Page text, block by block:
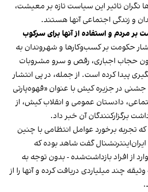
نگران تاثیر این سیاست‌ تازه بر معیشت،
و زندگی اجتماعی آنها هستند.
مردم و استفاده از آنها برای سرکوب
حکومت بر کسب‌وکارها و شهروندان به
حجاب اجباری، رقص و سرو مشروبات
پیدا کرده است. از جمله، در پی انتشار
جشنی در جزیره کیش با عنوان «قهوه‌پارتی
دادستان عمومی و انقلاب کیش، از
برگزارکنندگان آن خبر داد.
که تجربه برخورد عوامل انتظامی با چنین
گفت شاهد بوده که
از افراد بازداشت‌‌شده - بدون توجه به
چند میلیاردی دریافت کرده و آنها را از